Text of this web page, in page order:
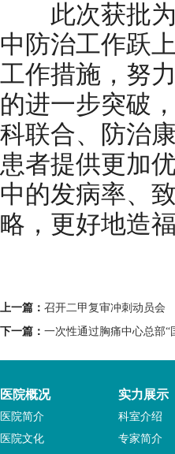
此次获批为
中防治工作跃
工作措施，努
的进一步突破
科联合、防治
患者提供更加
中的发病率、
略，更好地造
上一篇： 召开二甲复审冲刺动员会
下一篇： 一次性通过胸痛中心总部“
医院概况
医院简介
医院文化
实力展示
科室介绍
专家简介